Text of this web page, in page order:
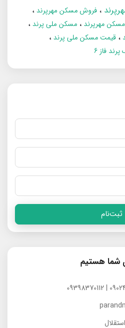
فروش مسکن مهرپرند
مهرپرند
مسکن ملی پرند
قیمت مسکن ملی پرند
فاز 6
ثبت‌نام
شما هستیم